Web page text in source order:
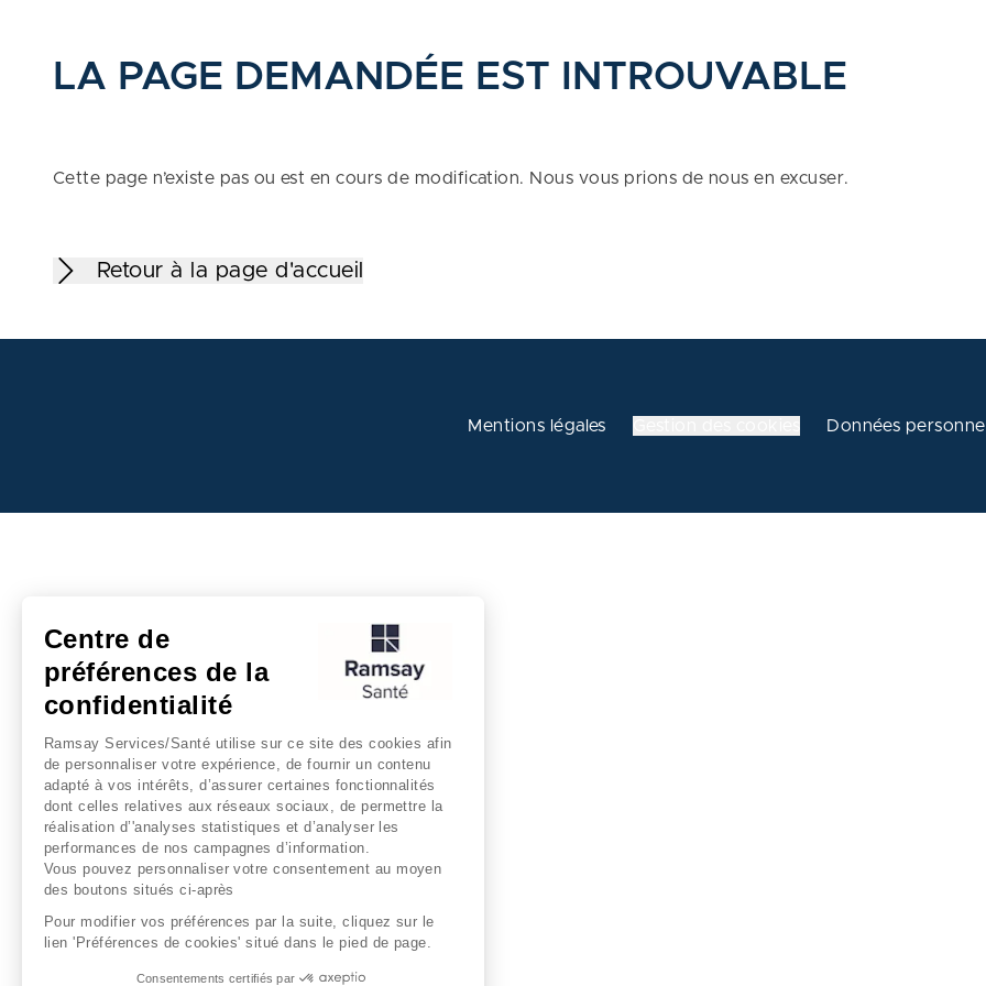
LA PAGE DEMANDÉE EST INTROUVABLE
Cette page n’existe pas ou est en cours de modification. Nous vous prions de nous en excuser.
Retour à la page d'accueil
Mentions légales Données
Centre de
préférences de la
confidentialité
Ramsay Services/Santé utilise sur ce site des cookies afin
de personnaliser votre expérience, de fournir un contenu
adapté à vos intérêts, d’assurer certaines fonctionnalités
dont celles relatives aux réseaux sociaux, de permettre la
réalisation d’'analyses statistiques et d’analyser les
performances de nos campagnes d’information.
Vous pouvez personnaliser votre consentement au moyen
des boutons situés ci-après
Pour modifier vos préférences par la suite, cliquez sur le
lien 'Préférences de cookies' situé dans le pied de page.
Consentements certifiés par